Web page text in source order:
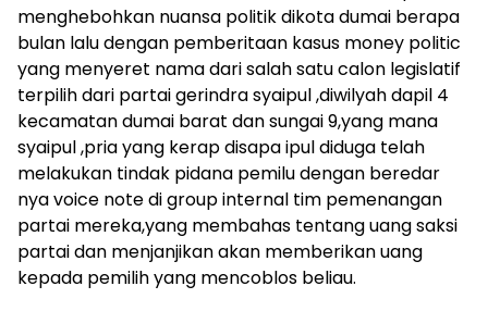
menghebohkan nuansa politik dikota dumai berapa
bulan lalu dengan pemberitaan kasus money politic
yang menyeret nama dari salah satu calon legislatif
terpilih dari partai gerindra syaipul ,diwilyah dapil 4
kecamatan dumai barat dan sungai 9,yang mana
syaipul ,pria yang kerap disapa ipul diduga telah
melakukan tindak pidana pemilu dengan beredar
nya voice note di group internal tim pemenangan
partai mereka,yang membahas tentang uang saksi
partai dan menjanjikan akan memberikan uang
kepada pemilih yang mencoblos beliau.